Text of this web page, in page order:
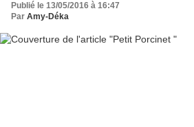
Publié le 13/05/2016 à 16:47
Par Amy-Déka